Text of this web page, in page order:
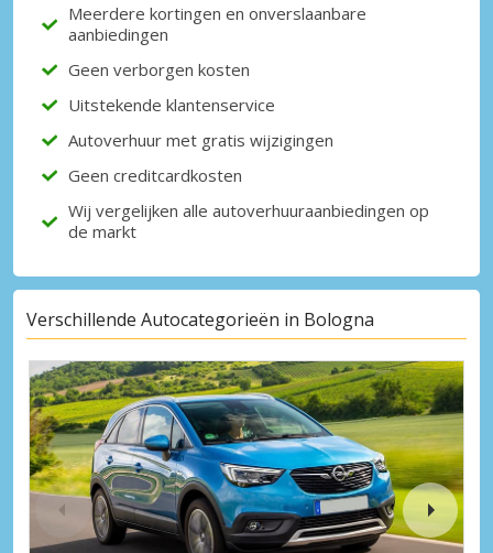
Meerdere kortingen en onverslaanbare
aanbiedingen
Geen verborgen kosten
Uitstekende klantenservice
Autoverhuur met gratis wijzigingen
Geen creditcardkosten
Wij vergelijken alle autoverhuuraanbiedingen op
de markt
Verschillende Autocategorieën in Bologna